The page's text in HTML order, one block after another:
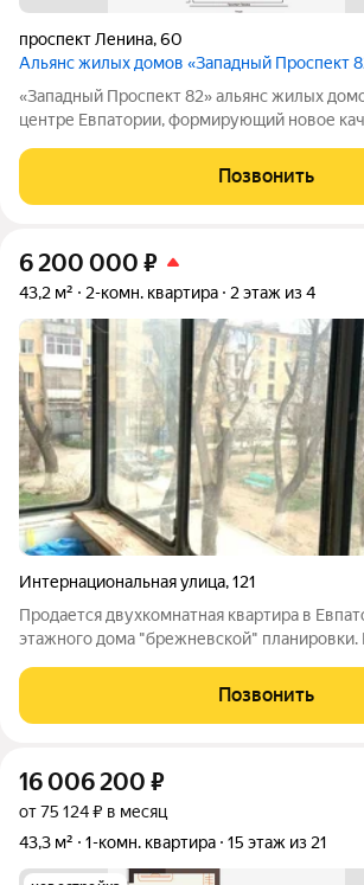
проспект Ленина,60
Альянс жилых домов «Западный Проспект
«Западный Проспект 82» альянс жилых домов бизнес-класса в
центре Евпатории, формирующий новое
городской среды и курортного образа
работать, развиваться и отдыхать,
Позвонить
6 200 000 ₽
43,2 м² 2-комн. квартира 2 этаж из 4
Интернациональная улица,121
Продается двухкомнатная квартира в
этажного дома "брежневской" планировки.
площадь квартиры 43 м2. Комнаты смежно-
(16.4 и 11.0 м2), встроенный шкаф
Позвонить
16 006 200 ₽
от 75 124 ₽ в месяц
43,3 м²
1-комн. квартира 15 этаж из 21